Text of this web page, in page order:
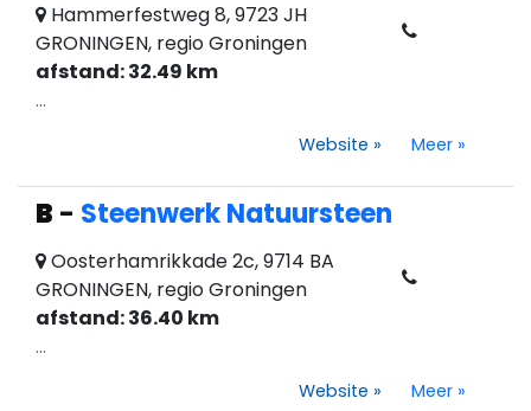
Hammerfestweg 8, 9723 JH
GRONINGEN, regio Groningen
afstand: 32.49 km
...
Website » Meer »
B - Steenwerk Natuursteen
Oosterhamrikkade 2c, 9714 BA
GRONINGEN, regio Groningen
afstand: 36.40 km
...
Website » Meer »